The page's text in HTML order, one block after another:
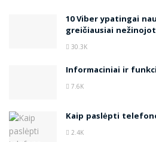
10 Viber ypatingai
greičiausiai
30.3K
Informaciniai ir
7.6K
Kaip paslėpti
2.4K